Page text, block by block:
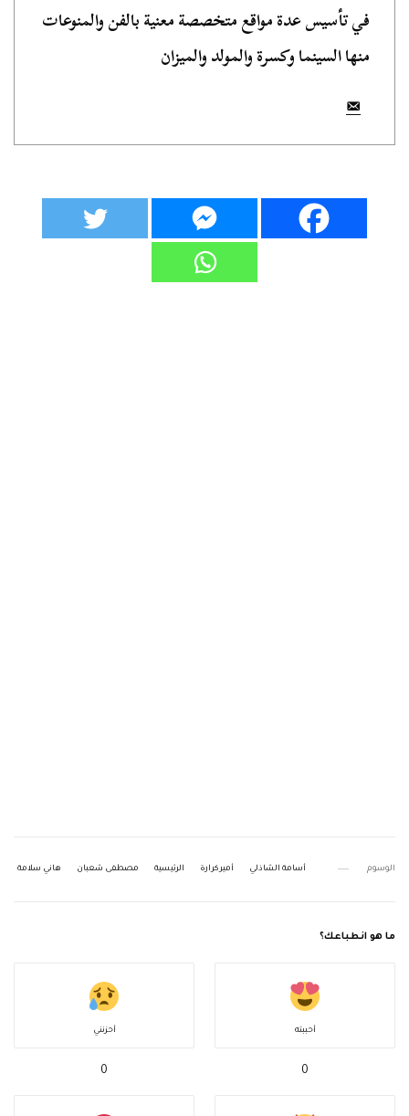
في تأسيس عدة مواقع متخصصة معنية بالفن والمنوعات
منها السينما وكسرة والمولد والميزان
الوسوم أسامة الشاذلي أمير كرارة الرئيسية مصطفى شعبان هاني سلامة
ما هو انطباعك؟
أحببته
0
أحزنني
0